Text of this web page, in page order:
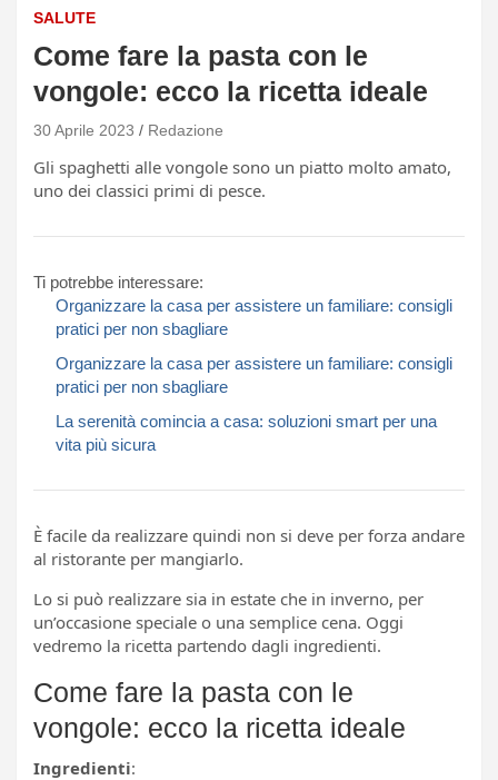
SALUTE
Come fare la pasta con le
vongole: ecco la ricetta ideale
30 Aprile 2023 Redazione
Gli spaghetti alle vongole sono un piatto molto amato,
uno dei classici primi di pesce.
Ti potrebbe interessare:
Organizzare la casa per assistere un familiare: consigli
pratici per non sbagliare
Organizzare la casa per assistere un familiare: consigli
pratici per non sbagliare
La serenità comincia a casa: soluzioni smart per una
vita più sicura
È facile da realizzare quindi non si deve per forza andare
al ristorante per mangiarlo.
Lo si può realizzare sia in estate che in inverno, per
un’occasione speciale o una semplice cena. Oggi
vedremo la ricetta partendo dagli ingredienti.
Come fare la pasta con le
vongole: ecco la ricetta ideale
Ingredienti: